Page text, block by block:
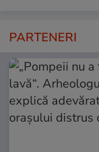
PARTENERI